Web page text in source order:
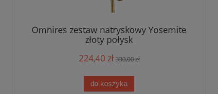
Omnires zestaw natryskowy Yosemite
złoty połysk
224,40 zł330,00 zł
do koszyka